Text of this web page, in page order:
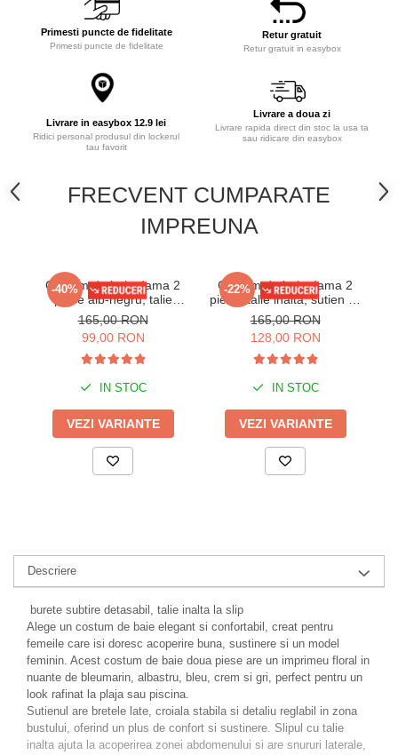
Primesti puncte de fidelitate
Primesti puncte de fidelitate
Retur gratuit
Retur gratuit in easybox
Livrare in easybox 12.9 lei
Ridici personal produsul din lockerul
tau favorit
Livrare a doua zi
Livrare rapida direct din stoc la usa ta
sau ridicare din easybox
FRECVENT CUMPARATE
IMPREUNA
-40%
Costum de baie dama 2
piese alb-negru, talie
inalta, sutien cu sustinere
si imprimeu modern y9200
165,00 RON
99,00 RON
IN STOC
VEZI VARIANTE
-22%
Costum de baie dama 2
piese, talie inalta, sutien cu
sustinere crem/maro y9200
165,00 RON
128,00 RON
IN STOC
VEZI VARIANTE
Descriere
burete subtire detasabil, talie inalta la slip
Alege un costum de baie elegant si confortabil, creat pentru
femeile care isi doresc acoperire buna, sustinere si un model
feminin. Acest costum de baie doua piese are un imprimeu floral in
nuante de bleumarin, albastru, bleu, crem si gri, perfect pentru un
look rafinat la plaja sau piscina.
Sutienul are bretele late, croiala stabila si detaliu reglabil in zona
bustului, oferind un plus de confort si sustinere. Slipul cu talie
inalta ajuta la acoperirea zonei abdomenului si are snururi laterale,